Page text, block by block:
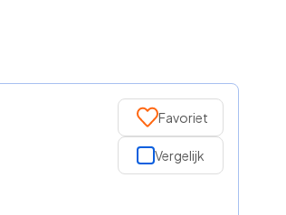
Favoriet
Vergelijk